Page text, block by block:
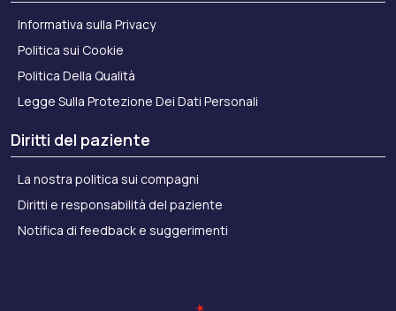
Informativa sulla Privacy
Politica sui Cookie
Politica Della Qualità
Legge Sulla Protezione Dei Dati Personali
Diritti del paziente
La nostra politica sui compagni
Diritti e responsabilità del paziente
Notifica di feedback e suggerimenti